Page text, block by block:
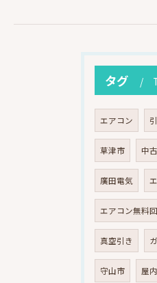
タグ
エアコン
草津市 中
廣田電気
エアコン無料
真空引き
守山市 屋